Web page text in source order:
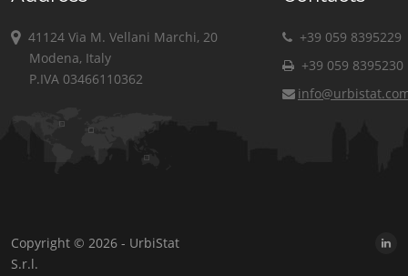
41124 Via M. Vellani Marchi, 20
Modena, Italy
P.IVA 03466110362
+39 059 8395229
+39 059 8395230
Copyright © 2026 - UrbiStat
S.r.l.